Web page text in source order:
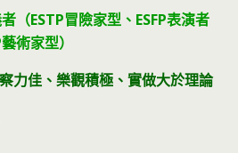
（ESTP冒險家型、ESFP表演者
術家型）
察力佳、樂觀積極、實做大於理論